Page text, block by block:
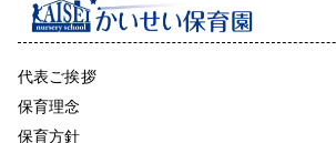
代表ご挨拶
保育理念
保育方針